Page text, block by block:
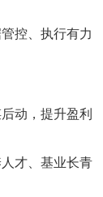
控、执行有力
动，提升盈利
才、基业长青